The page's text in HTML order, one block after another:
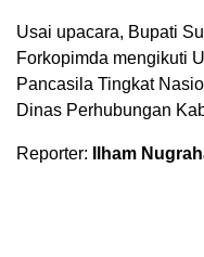
Usai upacara, Bupati
Forkopimda mengikuti
Pancasila Tingkat
Dinas Perhubungan
Reporter: Ilham